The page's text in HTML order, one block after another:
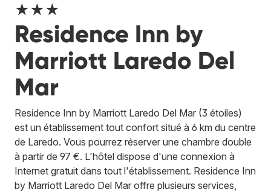
★★★
Residence Inn by
Marriott Laredo Del
Mar
Residence Inn by Marriott Laredo Del Mar (3 étoiles)
est un établissement tout confort situé à 6 km du centre
de Laredo. Vous pourrez réserver une chambre double
à partir de 97 €. L'hôtel dispose d'une connexion à
Internet gratuit dans tout l'établissement. Residence Inn
by Marriott Laredo Del Mar offre plusieurs services,